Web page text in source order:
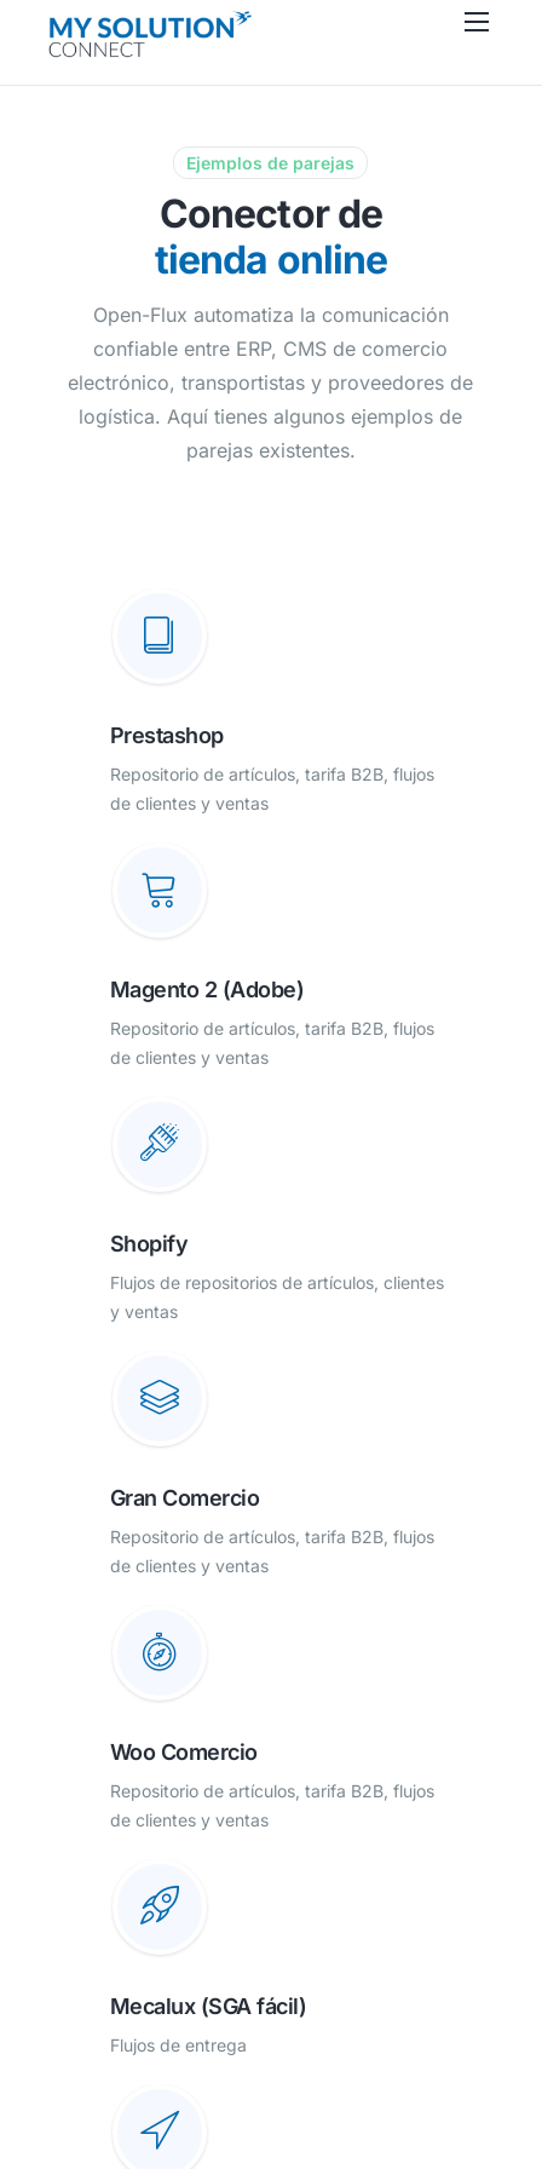
Conectores
Ejemplos de parejas
Conector de
tienda online
Open-Flux automatiza la comunicación
confiable entre ERP, CMS de comercio
electrónico, transportistas y proveedores de
logística. Aquí tienes algunos ejemplos de
parejas existentes.
Prestashop
Repositorio de artículos, tarifa B2B, flujos
de clientes y ventas
Magento 2 (Adobe)
Repositorio de artículos, tarifa B2B, flujos
de clientes y ventas
Shopify
Flujos de repositorios de artículos, clientes
y ventas
Gran Comercio
Repositorio de artículos, tarifa B2B, flujos
de clientes y ventas
Woo Comercio
Repositorio de artículos, tarifa B2B, flujos
de clientes y ventas
Mecalux (SGA fácil)
Flujos de entrega